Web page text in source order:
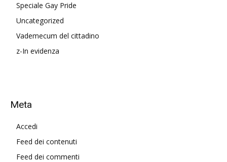
Speciale Gay Pride
Uncategorized
Vademecum del cittadino
z-In evidenza
Meta
Accedi
Feed dei contenuti
Feed dei commenti